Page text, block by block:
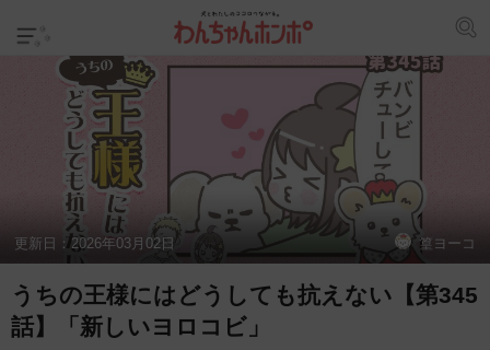
更新日： 2026年03月02日 篁ヨーコ
うちの王様にはどうしても抗えない【第345
話】「新しいヨロコビ」